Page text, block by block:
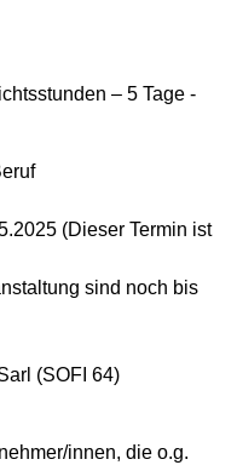
– 5 Tage -
(Dieser Termin ist
sind noch bis
(SOFI 64)
innen, die o.g.